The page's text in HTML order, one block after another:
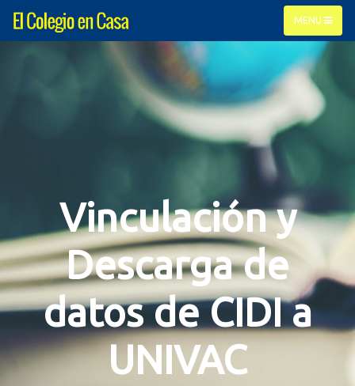
MENU
Vinculación y
Descarga de
datos de CIDI a
UNIVAC